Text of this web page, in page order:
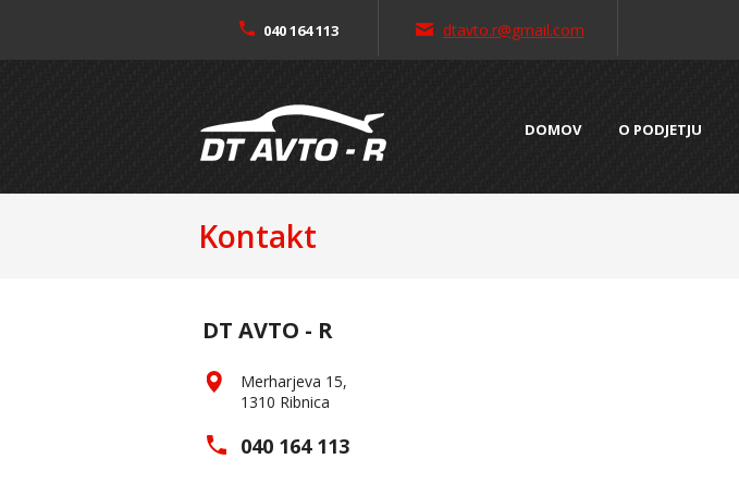
040 164 113 dtavto.r@gmail.com
DOMOV O PODJETJU
Kontakt
DT AVTO - R
Merharjeva 15,
1310 Ribnica
040 164 113